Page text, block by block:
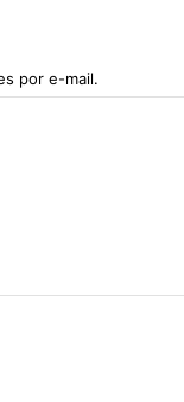
por e-mail.